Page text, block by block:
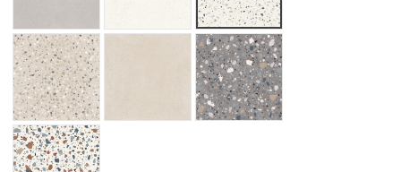
MEDIUM SAND MICRO SAND MAXI DECO GREY
MAXI DECO WHITE